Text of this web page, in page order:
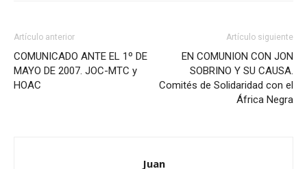
Artículo anterior
COMUNICADO ANTE EL 1º DE
MAYO DE 2007. JOC-MTC y
HOAC
Artículo siguiente
EN COMUNION CON JON
SOBRINO Y SU CAUSA.
Comités de Solidaridad con el
África Negra
Juan